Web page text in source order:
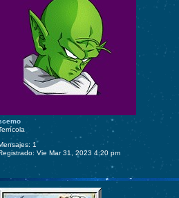
1
Vie Mar 31, 2023 4:20 pm